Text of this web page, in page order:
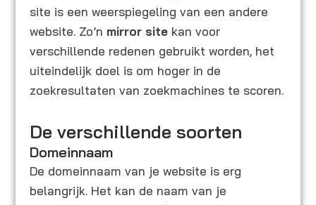
site is een weerspiegeling van een andere
website. Zo’n mirror site kan voor
verschillende redenen gebruikt worden, het
uiteindelijk doel is om hoger in de
zoekresultaten van zoekmachines te scoren.
De verschillende soorten
Domeinnaam
De domeinnaam van je website is erg
belangrijk. Het kan de naam van je